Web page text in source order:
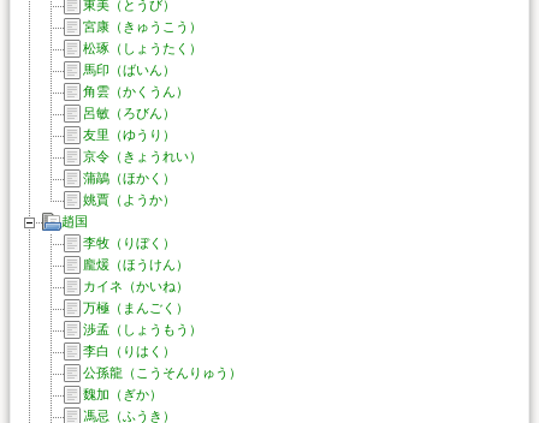
東美（とうび）
宮康（きゅうこう）
松琢（しょうたく）
馬印（ばいん）
角雲（かくうん）
呂敏（ろびん）
友里（ゆうり）
京令（きょうれい）
蒲鶮（ほかく）
姚賈（ようか）
趙国
李牧（りぼく）
龐煖（ほうけん）
カイネ（かいね）
万極（まんごく）
渉孟（しょうもう）
李白（りはく）
公孫龍（こうそんりゅう）
魏加（ぎか）
馮忌（ふうき）